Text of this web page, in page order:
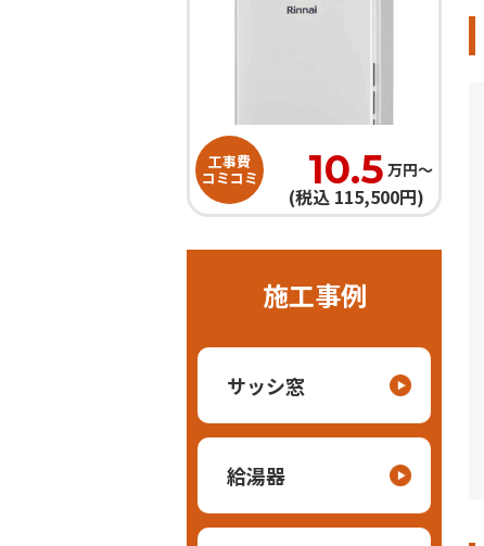
工事費
コミコミ 10.5 万円〜
(税込 115,500円)
施工事例
サッシ窓
給湯器